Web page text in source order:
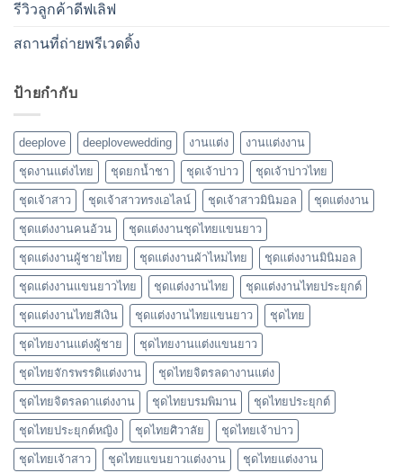
รีวิวลูกค้าดีฟเลิฟ
สถานที่ถ่ายพรีเวดดิ้ง
ป้ายกำกับ
deeplove deeplovewedding งานแต่ง งานแต่งงาน
ชุดงานแต่งไทย ชุดยกน้ำชา ชุดเจ้าบ่าว ชุดเจ้าบ่าวไทย
ชุดเจ้าสาว ชุดเจ้าสาวทรงเอไลน์ ชุดเจ้าสาวมินิมอล ชุดแต่งงาน
ชุดแต่งงานคนอ้วน ชุดแต่งงานชุดไทยแขนยาว
ชุดแต่งงานผู้ชายไทย ชุดแต่งงานผ้าไหมไทย ชุดแต่งงานมินิมอล
ชุดแต่งงานแขนยาวไทย ชุดแต่งงานไทย ชุดแต่งงานไทยประยุกต์
ชุดแต่งงานไทยสีเงิน ชุดแต่งงานไทยแขนยาว ชุดไทย
ชุดไทยงานแต่งผู้ชาย ชุดไทยงานแต่งแขนยาว
ชุดไทยจักรพรรดิแต่งงาน ชุดไทยจิตรลดางานแต่ง
ชุดไทยจิตรลดาแต่งงาน ชุดไทยบรมพิมาน ชุดไทยประยุกต์
ชุดไทยประยุกต์หญิง ชุดไทยศิวาลัย ชุดไทยเจ้าบ่าว
ชุดไทยเจ้าสาว ชุดไทยแขนยาวแต่งงาน ชุดไทยแต่งงาน